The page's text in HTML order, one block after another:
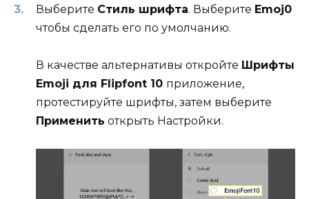
Выберите Стиль шрифта. Выберите Emoj0
чтобы сделать его по умолчанию.
В качестве альтернативы откройте Шрифты
Emoji для Flipfont 10 приложение,
протестируйте шрифты, затем выберите
Применить открыть Настройки.